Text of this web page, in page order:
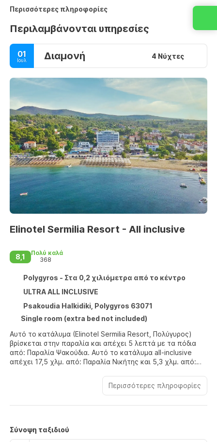
Περισσότερες πληροφορίες
Περιλαμβάνονται υπηρεσίες
01
Ιουλ Διαμονή 4 Νύχτες
Elinotel Sermilia Resort - All inclusive
8,1
Πολύ καλά
368
Polygyros - Στα 0,2 χιλιόμετρα από το κέντρο
ULTRA ALL INCLUSIVE
Psakoudia Halkidiki, Polygyros 63071
Single room (extra bed not included)
Αυτό το κατάλυμα (Elinotel Sermilia Resort, Πολύγυρος)
βρίσκεται στην παραλία και απέχει 5 λεπτά με τα πόδια
από: Παραλία Ψακούδια. Αυτό το κατάλυμα all-inclusive
απέχει 17,5 χλμ. από: Παραλία Νικήτης και 5,3 χλμ. από:
Επωφεληθείτε από τον μεγάλο αριθμό ψυχαγωγικών
ποδήλατα για ενοικίαση. Σε αυτό το θέρετρο θα βρείτε
concierge.
Περισσότερες πληροφορίες
Σύνοψη ταξιδιού